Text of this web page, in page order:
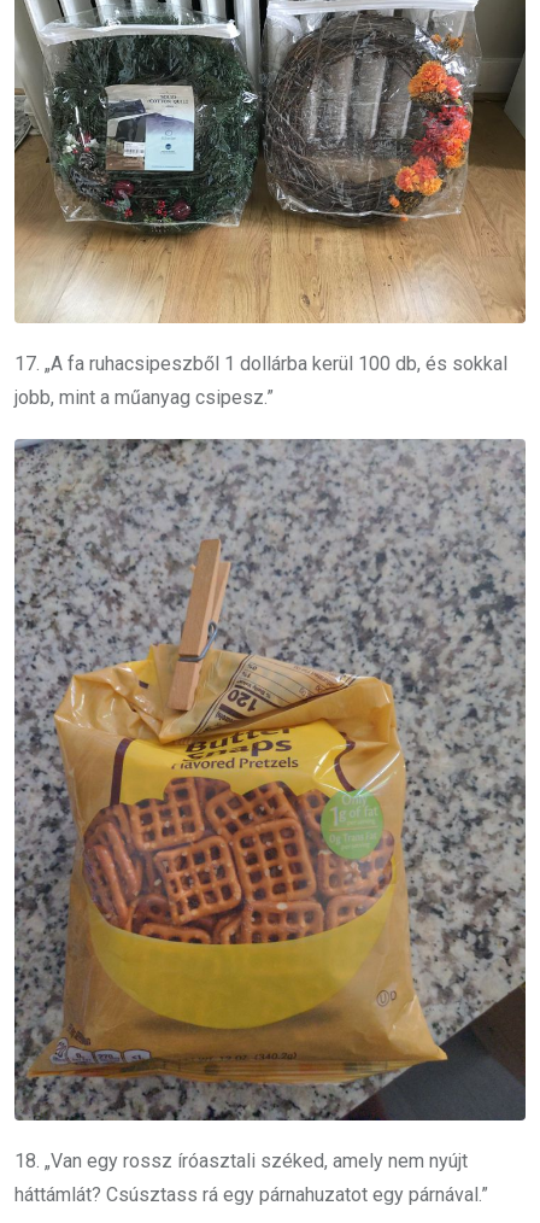
17. „A fa ruhacsipeszből 1 dollárba kerül 100 db, és sokkal
jobb, mint a műanyag csipesz.”
18. „Van egy rossz íróasztali széked, amely nem nyújt
háttámlát? Csúsztass rá egy párnahuzatot egy párnával.”